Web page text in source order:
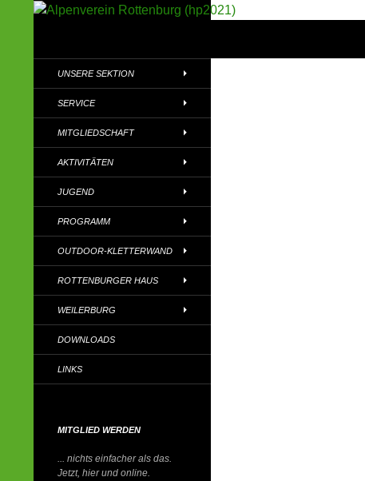
(DAV)
UNSERE SEKTION
SERVICE
MITGLIEDSCHAFT
AKTIVITÄTEN
JUGEND
PROGRAMM
OUTDOOR-KLETTERWAND
ROTTENBURGER HAUS
WEILERBURG
DOWNLOADS
LINKS
MITGLIED WERDEN
... nichts einfacher als das.
Jetzt, hier und online.